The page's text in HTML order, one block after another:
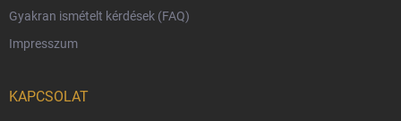
Reklamáció és visszáru
Hűségprogram
Általános Szerződési Feltételek
Gyakran ismételt kérdések (FAQ)
Impresszum
KAPCSOLAT